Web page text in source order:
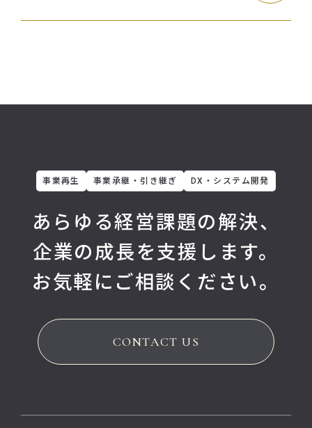
事業再生 事業承継・引き継ぎ DX・システム開発
あらゆる経営課題の解決、
企業の成長を支援します。
お気軽にご相談ください。
CONTACT US